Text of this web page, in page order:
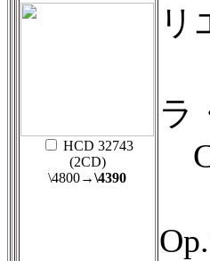
HCD 32743
(2CD)
\4800→\4390
リ
ラ